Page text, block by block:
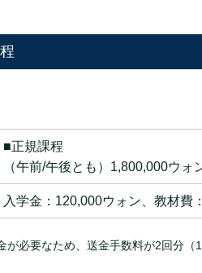
■正規課程
（午前/午後とも）1,800,000ウォ
入学金：120,000ウォン、教材費
が必要なため、送金手数料が2回分（